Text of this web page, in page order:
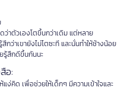
าตัวเองโตขึ้นกว่าเดิม แต่หลาย
ว่าเขายังไม่โตซะที และนั่นทำให้ช้างน้อย
รู้สึกดีขึ้นกันนะ
อ:
แง่คิด เพื่อช่วยให้เด็กๆ มีความเข้าใจและ